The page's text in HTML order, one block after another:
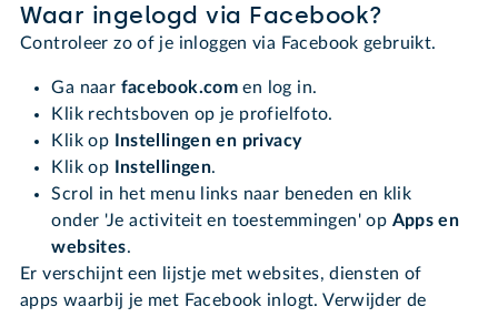
Waar ingelogd via Facebook?
Controleer zo of je inloggen via Facebook gebruikt.
Ga naar facebook.comen log in.
Klik rechtsboven op je profielfoto.
Klik op
Instellingen en privacy
Klik op
Instellingen.
Scrol in het menu links naar beneden en klik
onder 'Je activiteit en toestemmingen' op Apps en
websites.
Er verschijnt een lijstje met websites, diensten of
apps waarbij je met Facebook inlogt. Verwijder de